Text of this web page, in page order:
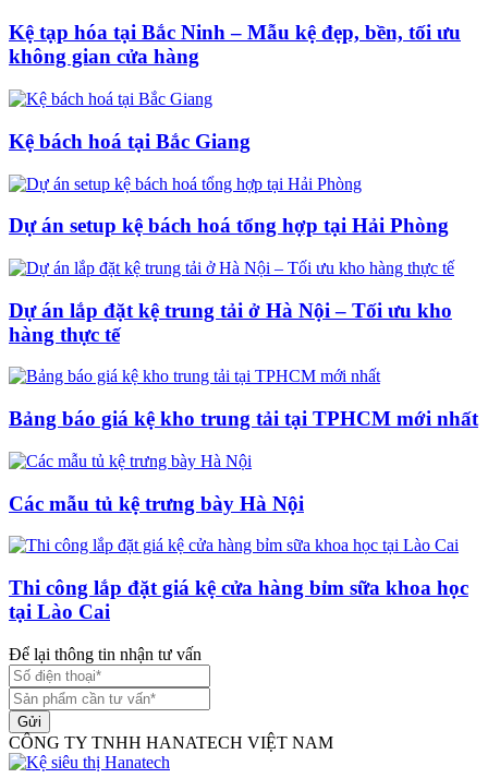
Kệ tạp hóa tại Bắc Ninh – Mẫu kệ đẹp, bền, tối ưu
không gian cửa hàng
Kệ bách hoá tại Bắc Giang
Dự án setup kệ bách hoá tổng hợp tại Hải Phòng
Dự án lắp đặt kệ trung tải ở Hà Nội – Tối ưu kho
hàng thực tế
Bảng báo giá kệ kho trung tải tại TPHCM mới nhất
Các mẫu tủ kệ trưng bày Hà Nội
Thi công lắp đặt giá kệ cửa hàng bỉm sữa khoa học
tại Lào Cai
Để lại thông tin nhận tư vấn
Gửi
CÔNG TY TNHH HANATECH VIỆT NAM